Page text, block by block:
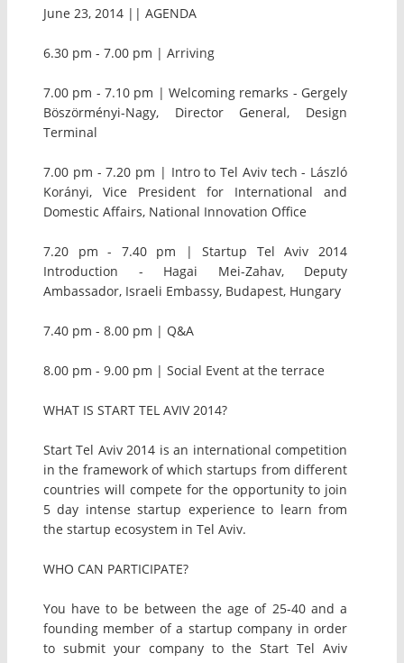
June 23, 2014 || AGENDA
6.30 pm - 7.00 pm | Arriving
7.00 pm - 7.10 pm | Welcoming remarks - Gergely
Böszörményi-Nagy, Director General, Design
Terminal
7.00 pm - 7.20 pm | Intro to Tel Aviv tech - László
Korányi, Vice President for International and
Domestic Affairs, National Innovation Office
7.20 pm - 7.40 pm | Startup Tel Aviv 2014
Introduction - Hagai Mei-Zahav, Deputy
Ambassador, Israeli Embassy, Budapest, Hungary
7.40 pm - 8.00 pm | Q&A
8.00 pm - 9.00 pm | Social Event at the terrace
WHAT IS START TEL AVIV 2014?
Start Tel Aviv 2014 is an international competition
in the framework of which startups from different
countries will compete for the opportunity to join
5 day intense startup experience to learn from
the startup ecosystem in Tel Aviv.
WHO CAN PARTICIPATE?
You have to be between the age of 25-40 and a
founding member of a startup company in order
to submit your company to the Start Tel Aviv